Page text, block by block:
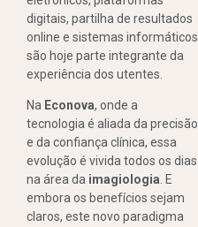
digitais, partilha de resultados
online e sistemas informáticos
são hoje parte integrante da
experiência dos utentes.
Na Econova, onde a
tecnologia é aliada da precisão
e da confiança clínica, essa
evolução é vivida todos os dias
na área da imagiologia . E
embora os benefícios sejam
claros, este novo paradigma